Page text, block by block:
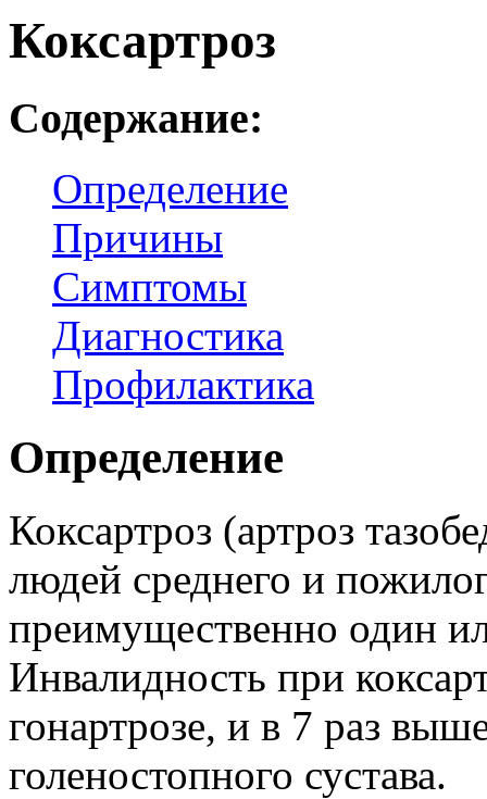
Коксартроз
Содержание:
Определение
Причины
Симптомы
Диагностика
Профилактика
Определение
Коксартроз (артроз
людей среднего и
преимущественно один
Инвалидность при
гонартрозе, и в 7 раз
голеностопного сустава.